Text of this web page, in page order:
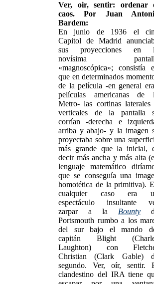
Ver, oir, sentir: ordenar
caos. Por Juan
Bardem:
En junio de 1936 el
Capitol de Madrid
sus proyecciones en
novísima
«magnoscópica»; consistía
que en determinados
de la película -en general
películas americanas de
Metro- las cortinas laterales
verticales de la pantalla
corrían -derecha e
arriba y abajo- y la imagen
proyectaba sobre una
más grande que la inicial,
decir más ancha y más alta
lenguaje matemático
que se conseguía una
homotética de la primitiva).
cualquier caso era
espectáculo insultante
zarpar a la Bounty
Portsmouth rumbo a los
del sur bajo el mando
capitán Blight
Laughton) con
Christian (Clark Gable)
segundo. Ver, oír, sentir.
clandestino del IRA tiene